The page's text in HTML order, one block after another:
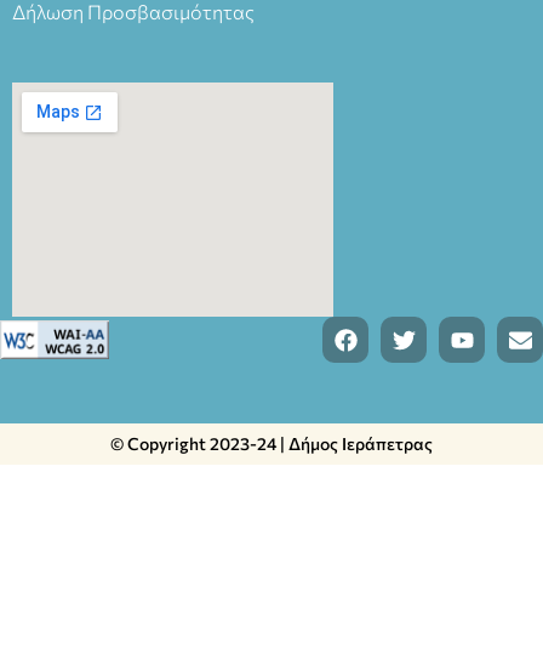
Δήλωση Προσβασιμότητας
© Copyright 2023-24 | Δήμος Ιεράπετρας